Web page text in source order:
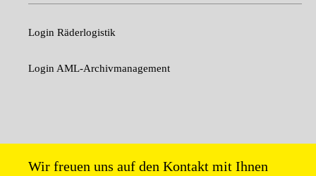
Login Räderlogistik
Login AML-Archivmanagement
Wir freuen uns auf den Kontakt mit Ihnen